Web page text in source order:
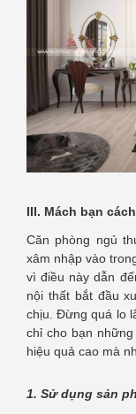
III. Mách bạn
Căn phòng ngủ
xâm nhập vào
vì điều này dẫn
nội thất bắt đầu
chịu. Đừng quá lo
chỉ cho bạn
hiệu quả cao mà
1. Sử dụng sản